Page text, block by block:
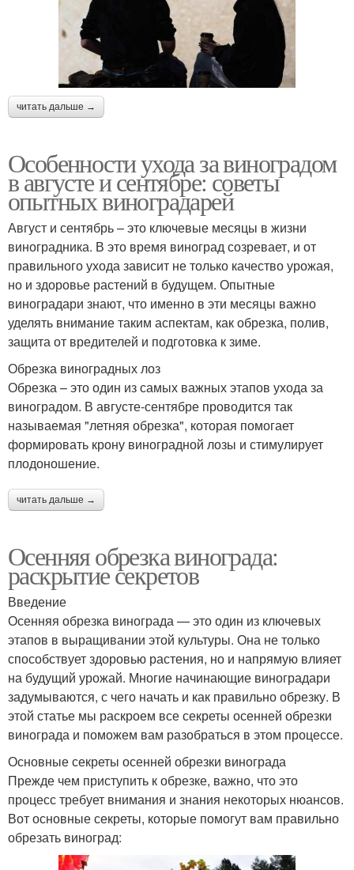
читать дальше →
Особенности ухода за виноградом
в августе и сентябре: советы
опытных виноградарей
Август и сентябрь – это ключевые месяцы в жизни
виноградника. В это время виноград созревает, и от
правильного ухода зависит не только качество урожая,
но и здоровье растений в будущем. Опытные
виноградари знают, что именно в эти месяцы важно
уделять внимание таким аспектам, как обрезка, полив,
защита от вредителей и подготовка к зиме.
Обрезка виноградных лоз
Обрезка – это один из самых важных этапов ухода за
виноградом. В августе-сентябре проводится так
называемая "летняя обрезка", которая помогает
формировать крону виноградной лозы и стимулирует
плодоношение.
читать дальше →
Осенняя обрезка винограда:
раскрытие секретов
Введение
Осенняя обрезка винограда — это один из ключевых
этапов в выращивании этой культуры. Она не только
способствует здоровью растения, но и напрямую влияет
на будущий урожай. Многие начинающие виноградари
задумываются, с чего начать и как правильно обрезку. В
этой статье мы раскроем все секреты осенней обрезки
винограда и поможем вам разобраться в этом процессе.
Основные секреты осенней обрезки винограда
Прежде чем приступить к обрезке, важно, что это
процесс требует внимания и знания некоторых нюансов.
Вот основные секреты, которые помогут вам правильно
обрезать виноград: